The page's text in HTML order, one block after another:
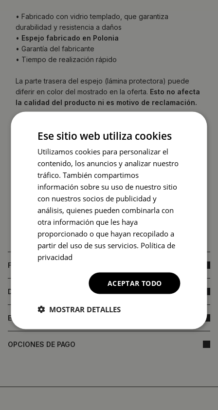
• Fabricado con vidrio templado, que garantiza
durabilidad y resistencia a daños
• Espejo fabricado en Polonia
• Garantía del fabricante
• Tiempo de realización rápido
La parte trasera del espejo (lámina protectora) puede
diferir en color del mostrado en la oferta. Esto no afecta
la calidad del producto ni es motivo de reclamación.
FAQ
DIMENSIONES DEL PRODUCTO
ENTREGA
OPCIONES DE PAGO
Ese sitio web utiliza cookies
Utilizamos cookies para personalizar el
contenido, los anuncios y analizar nuestro
tráfico. También compartimos
información sobre su uso de nuestro sitio
con nuestros socios de publicidad y
análisis, quienes pueden combinarla con
otra información que les haya
proporcionado o que hayan recopilado a
partir del uso de sus servicios. Política de
privacidad
ACEPTAR TODO
MOSTRAR DETALLES